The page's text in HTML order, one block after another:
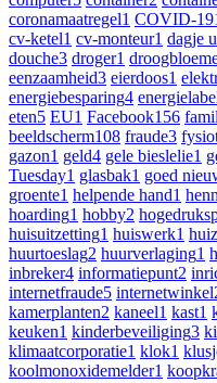
coronamaatregel1 COVID-19
cv-ketel1 cv-monteur1 dagje
douche3 droger1
eenzaamheid3 eierdoos1
energiebesparing4
eten5 EU1 Facebook156
beeldscherm108 fraude3
gazon1 geld4 gele bieslelie1
Tuesday1 glasbak1 goed
groente1 helpende hand1
hoarding1 hobby2
huisuitzetting1 huiswerk1
huurtoeslag2 huurverlaging1
inbreker4 informatiepunt2
internetfraude5 internetwinkel
kamerplanten2 kaneel1 kast1
keuken1 kinderbeveiliging3
klimaatcorporatie1 klok1
koolmonoxidemelder1